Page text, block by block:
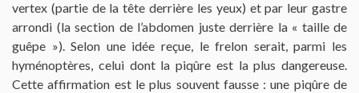
vertex (partie de la tête derrière les yeux) et par leur gastre
arrondi (la section de l’abdomen juste derrière la « taille de
guêpe »). Selon une idée reçue, le frelon serait, parmi les
hyménoptères, celui dont la piqûre est la plus dangereuse.
Cette affirmation est le plus souvent fausse : une piqûre de